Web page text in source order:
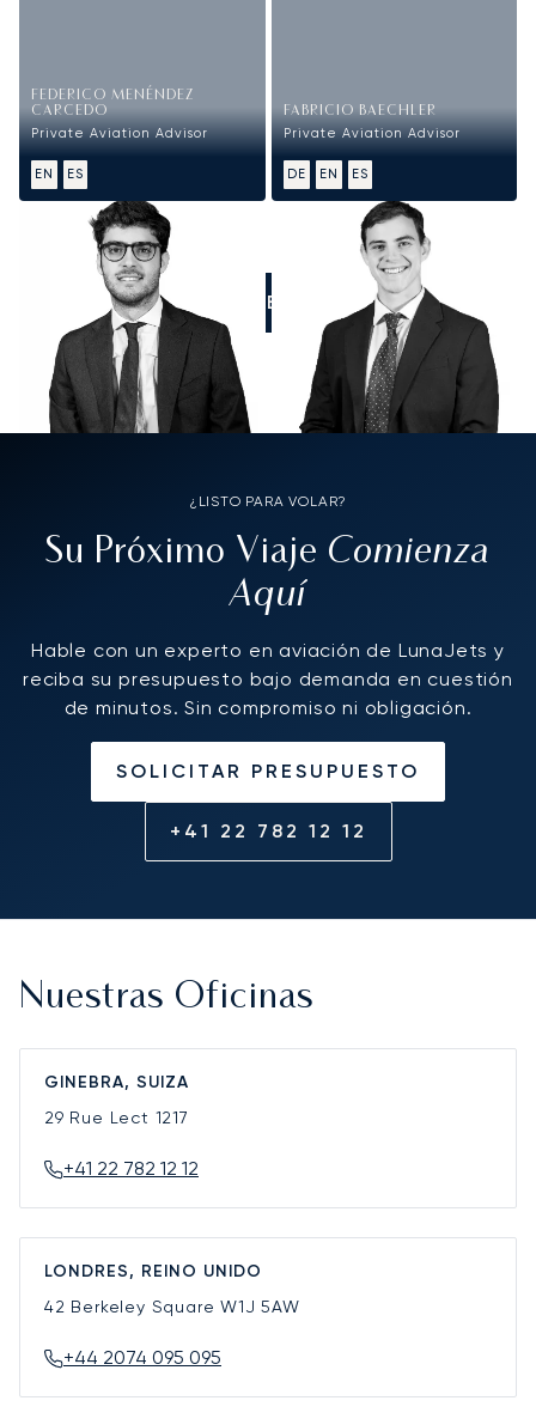
FEDERICO MENÉNDEZ
CARCEDO
Private Aviation Advisor
EN ES
FABRICIO BAECHLER
Private Aviation Advisor
DE EN ES
LLÁMENOS
¿LISTO PARA VOLAR?
Su Próximo Viaje Comienza
Aquí
Hable con un experto en aviación de LunaJets y
reciba su presupuesto bajo demanda en cuestión
de minutos. Sin compromiso ni obligación.
SOLICITAR PRESUPUESTO
+41 22 782 12 12
Nuestras Oficinas
GINEBRA, SUIZA
29 Rue Lect 1217
+41 22 782 12 12
LONDRES, REINO UNIDO
42 Berkeley SquareW1J 5AW
+44 2074 095 095